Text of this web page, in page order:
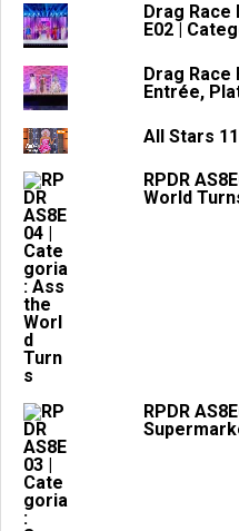
Drag Race
E02 |
Drag Race
Entrée,
All Stars
RPDR
World
RPDR